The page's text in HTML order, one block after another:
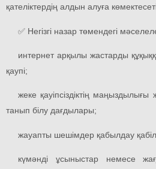
қателіктердің алдын алуға
✅ Негізгі назар төмендегі
интернет арқылы жастарды
қаупі;
жеке қауіпсіздіктің
танып білу дағдылары;
жауапты шешімдер қабылдау
күмәнді ұсыныстар немесе